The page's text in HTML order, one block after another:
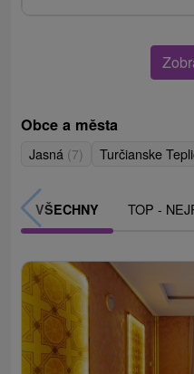
Obce a města
Jasná (7) Turčianske
VŠECHNY TOP -